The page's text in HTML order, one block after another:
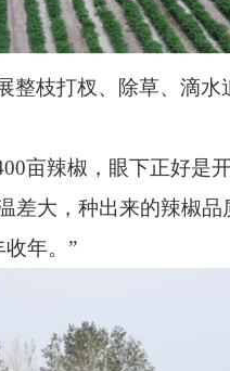
枝打杈、除草、滴
亩辣椒，眼下正好是
大，种出来的辣椒
年。”